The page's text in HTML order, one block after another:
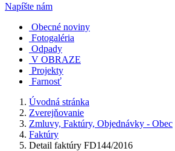
Napíšte nám
Obecné noviny
Fotogaléria
Odpady
V OBRAZE
Projekty
Farnosť
Úvodná stránka
Zverejňovanie
Zmluvy, Faktúry, Objednávky - Obec
Faktúry
Detail faktúry FD144/2016